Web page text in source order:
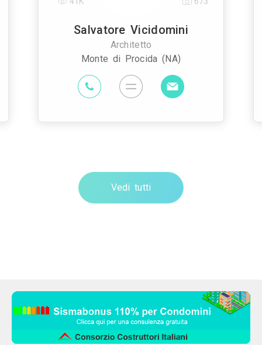
Salvatore Vicidomini
Architetto
Monte di Procida (NA)
Vedi tutti